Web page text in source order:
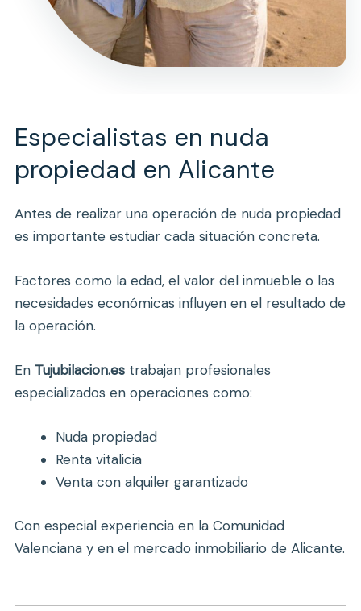
Especialistas en nuda
propiedad en Alicante
Antes de realizar una operación de nuda propiedad
es importante estudiar cada situación concreta.
Factores como la edad, el valor del inmueble o las
necesidades económicas influyen en el resultado de
la operación.
En Tujubilacion.es trabajan profesionales
especializados en operaciones como:
Nuda propiedad
Renta vitalicia
Venta con alquiler garantizado
Con especial experiencia en la Comunidad
Valenciana y en el mercado inmobiliario de Alicante.